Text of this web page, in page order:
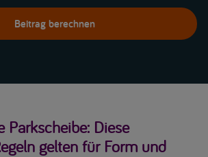
Beitrag berechnen
Parkscheibe: Diese
gelten für Form und